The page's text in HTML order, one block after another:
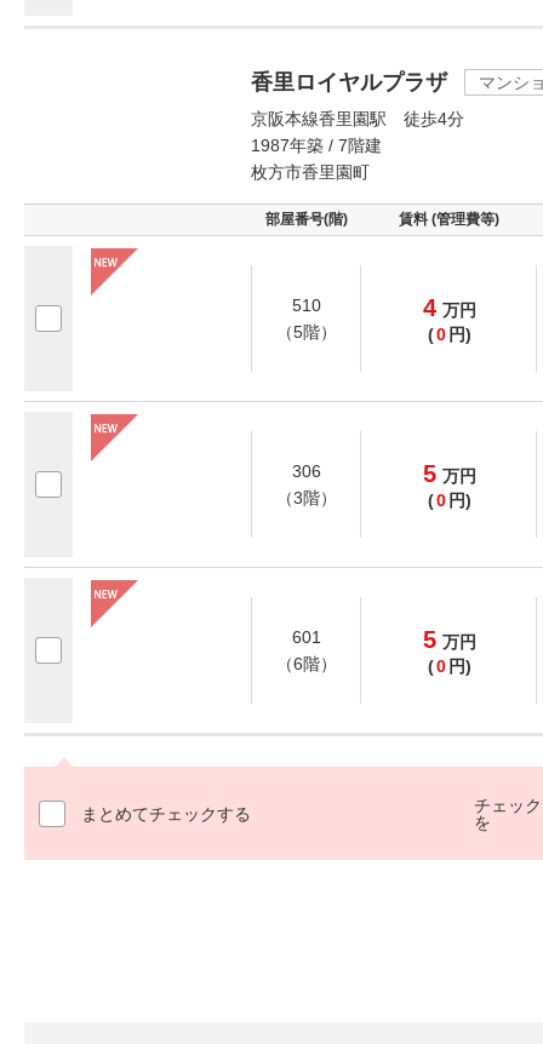
香里ロイヤルプラザ
マンシ
京阪本線香里園駅 徒歩4分
1987年築 / 7階建
枚方市香里園町
部屋番号(階) 賃料 (管理費等)
510
（5階）
4 万円
(0 円)
306
（3階）
5 万円
(0 円)
601
（6階）
5 万円
(0 円)
まとめてチェックする
チェッ
を